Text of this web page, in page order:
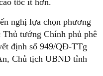
tốc ít hơn.
nghị lựa chọn phương
tướng Chính phủ phê
định số 949/QĐ-TTg
Chủ tịch UBND tỉnh